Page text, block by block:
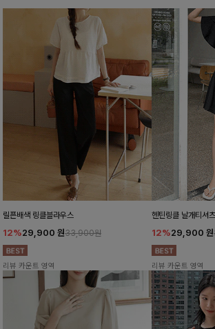
릴픈배색 링클블라우스
12%29,900 원33,900원
리뷰 카운트 영역
헨틴링클 날개티셔
12%29,900 원
리뷰 카운트 영역